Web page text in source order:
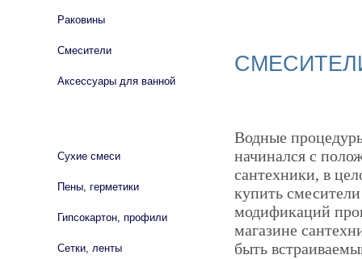
Водные
начинался с
сантехники, в
купить
модификаций
магазине
быть
Раковины
Смесители
Аксессуары для ванной
Сухие смеси
Пены, герметики
Гипсокартон, профили
Сетки, ленты